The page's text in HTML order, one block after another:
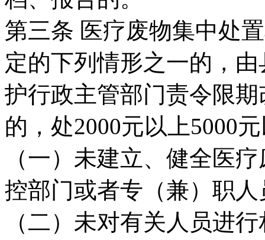
第三条 医疗废物集中处
定的下列情形之一的，
护行政主管部门责令限
的，处2000元以上5000
（一）未建立、健全医
控部门或者专（兼）职人
（二）未对有关人员进